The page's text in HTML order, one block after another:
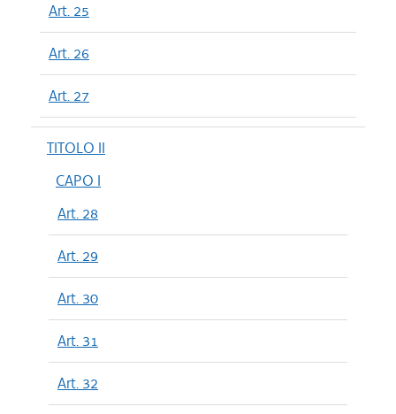
Art. 25
Art. 26
Art. 27
TITOLO II
CAPO I
Art. 28
Art. 29
Art. 30
Art. 31
Art. 32